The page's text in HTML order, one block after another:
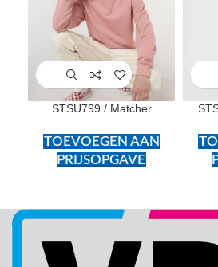
STSU799 / Matcher
TOEVOEGEN AAN
PRIJSOPGAVE